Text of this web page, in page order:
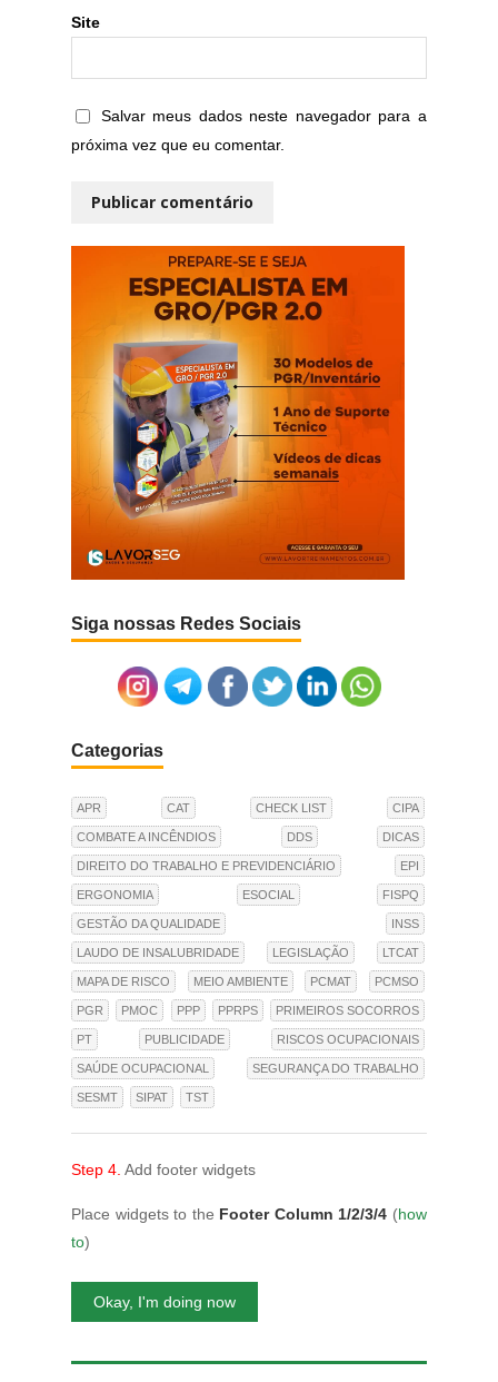
Site
Salvar meus dados neste navegador para a
próxima vez que eu comentar.
Siga nossas Redes Sociais
Categorias
APR CAT CHECK LIST CIPA
COMBATE A INCÊNDIOS DDS DICAS
DIREITO DO TRABALHO E PREVIDENCIÁRIO EPI
ERGONOMIA ESOCIAL FISPQ
GESTÃO DA QUALIDADE INSS
LAUDO DE INSALUBRIDADE LEGISLAÇÃO LTCAT
MAPA DE RISCO MEIO AMBIENTE PCMAT PCMSO
PGR PMOC PPP PPRPS PRIMEIROS SOCORROS
PT PUBLICIDADE RISCOS OCUPACIONAIS
SAÚDE OCUPACIONAL SEGURANÇA DO TRABALHO
SESMT SIPAT TST
Step 4. Add footer widgets
Place widgets to the Footer Column 1/2/3/4 (how
to)
Okay, I'm doing now